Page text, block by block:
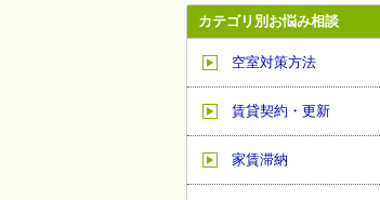
カテゴリ別お悩み相談
空室対策方法
賃貸契約・更新
家賃滞納